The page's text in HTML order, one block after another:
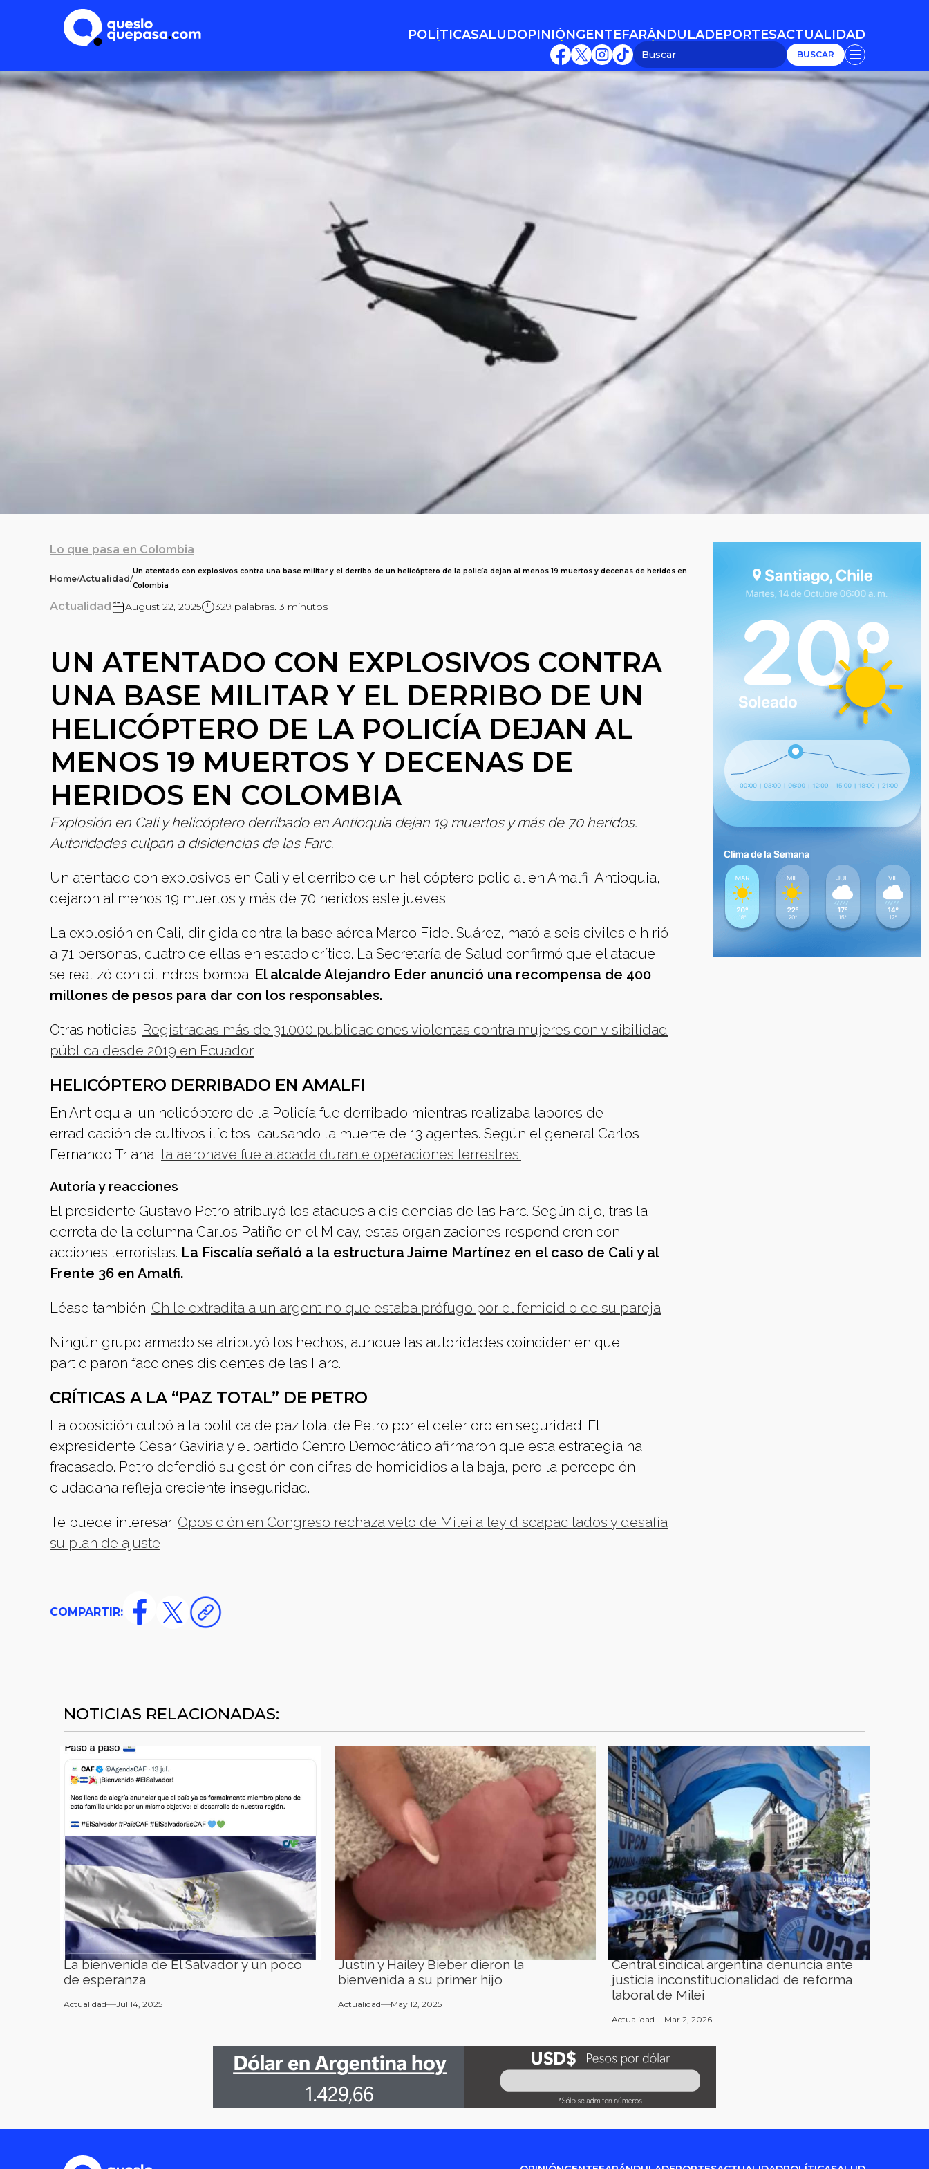
POLÍTICASALUDOPINIÓN
OPINIÓN
GENTE
GENTE
FARÁNDULA
FARÁNDULA
DEPORTESACTUALIDAD
ACTUALIDAD
Lo que pasa en Colombia
Home/Actualidad/
Un atentado con explosivos contra una base militar y el derribo de un helicóptero de la policía dejan al menos 19 muertos y decenas de heridos en
Colombia
Actualidad August 22, 2025 329 palabras. 3 minutos
UN ATENTADO CON EXPLOSIVOS CONTRA
UNA BASE MILITAR Y EL DERRIBO DE UN
HELICÓPTERO DE LA POLICÍA DEJAN AL
MENOS 19 MUERTOS Y DECENAS DE
HERIDOS EN COLOMBIA
Explosión en Cali y helicóptero derribado en Antioquia dejan 19 muertos y más de 70 heridos.
Autoridades culpan a disidencias de las Farc.
Un atentado con explosivos en Cali y el derribo de un helicóptero policial en Amalfi, Antioquia,
dejaron al menos 19 muertos y más de 70 heridos este jueves.
La explosión en Cali, dirigida contra la base aérea Marco Fidel Suárez, mató a seis civiles e hirió
a 71 personas, cuatro de ellas en estado crítico. La Secretaría de Salud confirmó que el ataque
se realizó con cilindros bomba. El alcalde Alejandro Eder anunció una recompensa de 400
millones de pesos para dar con los responsables.
Otras noticias: Registradas más de 31.000 publicaciones violentas contra mujeres con visibilidad
pública desde 2019 en Ecuador
HELICÓPTERO DERRIBADO EN AMALFI
En Antioquia, un helicóptero de la Policía fue derribado mientras realizaba labores de
erradicación de cultivos ilícitos, causando la muerte de 13 agentes. Según el general Carlos
Fernando Triana, la aeronave fue atacada durante operaciones terrestres.
Autoría y reacciones
El presidente Gustavo Petro atribuyó los ataques a disidencias de las Farc. Según dijo, tras la
derrota de la columna Carlos Patiño en el Micay, estas organizaciones respondieron con
acciones terroristas. La Fiscalía señaló a la estructura Jaime Martínez en el caso de Cali y al
Frente 36 en Amalfi.
Léase también: Chile extradita a un argentino que estaba prófugo por el femicidio de su pareja
Ningún grupo armado se atribuyó los hechos, aunque las autoridades coinciden en que
participaron facciones disidentes de las Farc.
CRÍTICAS A LA “PAZ TOTAL” DE PETRO
La oposición culpó a la política de paz total de Petro por el deterioro en seguridad. El
expresidente César Gaviria y el partido Centro Democrático afirmaron que esta estrategia ha
fracasado. Petro defendió su gestión con cifras de homicidios a la baja, pero la percepción
ciudadana refleja creciente inseguridad.
Te puede interesar: Oposición en Congreso rechaza veto de Milei a ley discapacitados y desafía
su plan de ajuste
COMPARTIR:
NOTICIAS RELACIONADAS:
La bienvenida de El Salvador y un poco
de esperanza
Actualidad Jul 14, 2025
Justin y Hailey Bieber dieron la
bienvenida a su primer hijo
Actualidad May 12, 2025
Central sindical argentina denuncia ante
justicia inconstitucionalidad de reforma
laboral de Milei
Actualidad Mar 2, 2026